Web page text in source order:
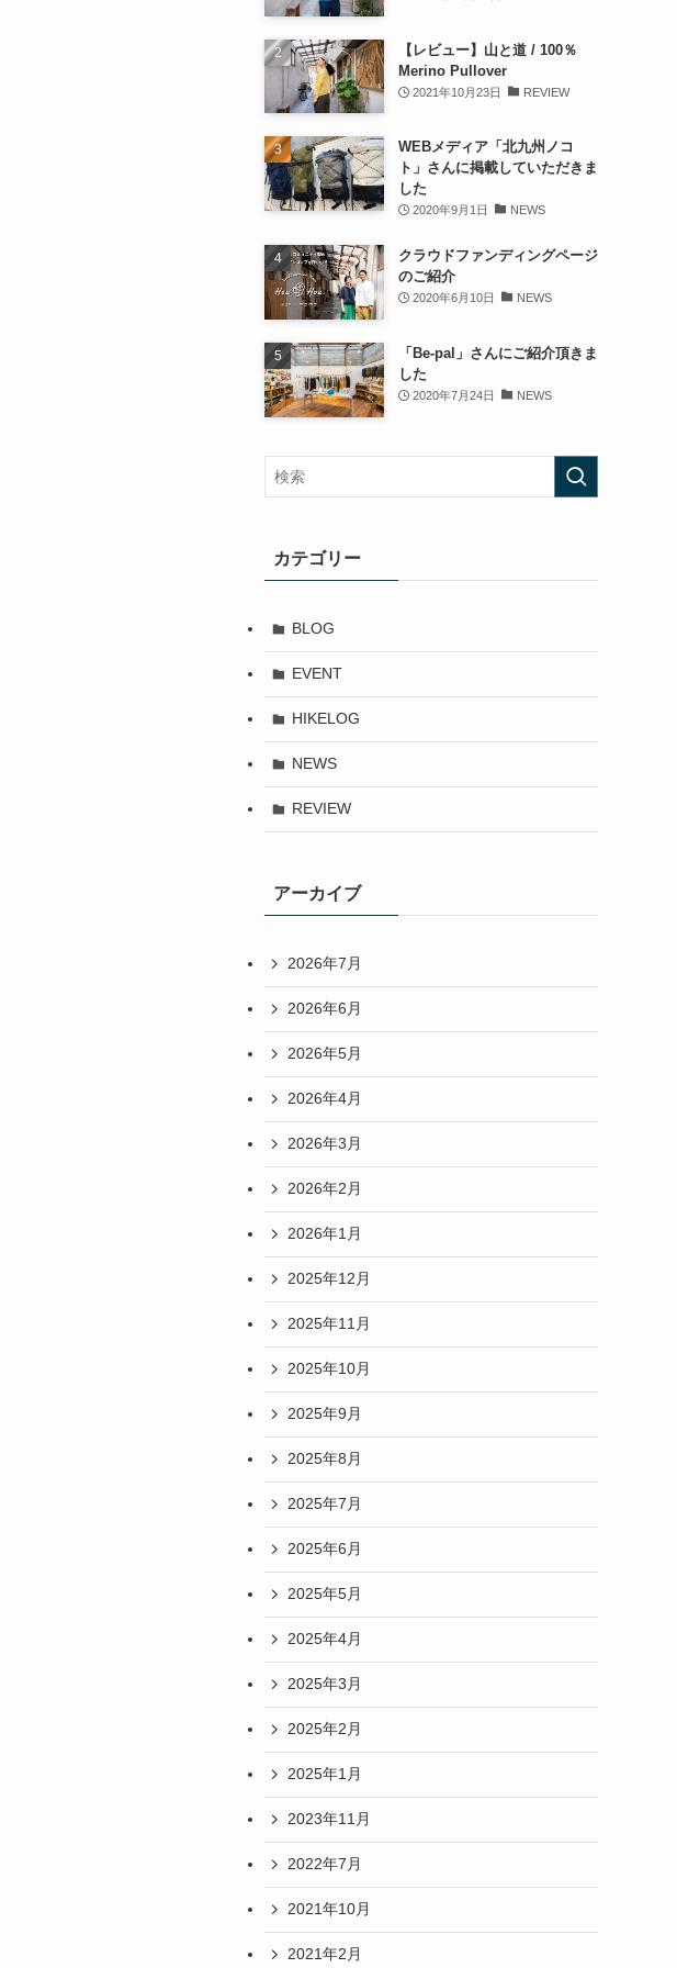
【レビュー】山と道 / 100％
Merino Pullover
2021年10月23日 REVIEW
WEBメディア「北九州ノコ
ト」さんに掲載していただきま
した
2020年9月1日 NEWS
クラウドファンディングページ
のご紹介
2020年6月10日 NEWS
「Be-pal」さんにご紹介頂きま
した
2020年7月24日 NEWS
カテゴリー
BLOG
EVENT
HIKELOG
NEWS
REVIEW
アーカイブ
2026年7月
2026年6月
2026年5月
2026年4月
2026年3月
2026年2月
2026年1月
2025年12月
2025年11月
2025年10月
2025年9月
2025年8月
2025年7月
2025年6月
2025年5月
2025年4月
2025年3月
2025年2月
2025年1月
2023年11月
2022年7月
2021年10月
2021年2月